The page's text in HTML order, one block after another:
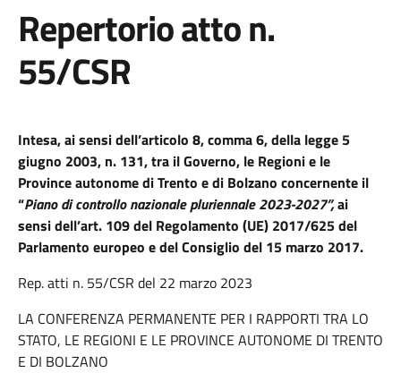
Repertorio atto n.
55/CSR
Intesa, ai sensi dell’articolo 8, comma 6, della legge 5
giugno 2003, n. 131, tra il Governo, le Regioni e le
Province autonome di Trento e di Bolzano concernente il
“Piano di controllo nazionale pluriennale 2023-2027”,ai
sensi dell’art. 109 del Regolamento (UE) 2017/625 del
Parlamento europeo e del Consiglio del 15 marzo 2017.
Rep. atti n. 55/CSR del 22 marzo 2023
LA CONFERENZA PERMANENTE PER I RAPPORTI TRA LO
STATO, LE REGIONI E LE PROVINCE AUTONOME DI TRENTO
E DI BOLZANO